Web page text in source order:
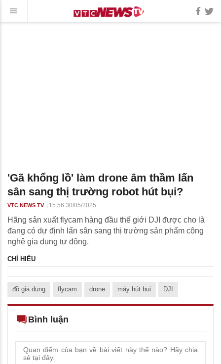
'Gã khổng lồ' làm drone âm thầm lấn
sân sang thị trường robot hút bụi?
VTC NEWS TV 15:56 30/05/2025
Hãng sản xuất flycam hàng đầu thế giới DJI được cho là
đang có dự định lấn sân sang thị trường sản phẩm công
nghệ gia dụng tự động.
CHÍ HIẾU
đồ gia dụng flycam drone máy hút bụi DJI
Bình luận